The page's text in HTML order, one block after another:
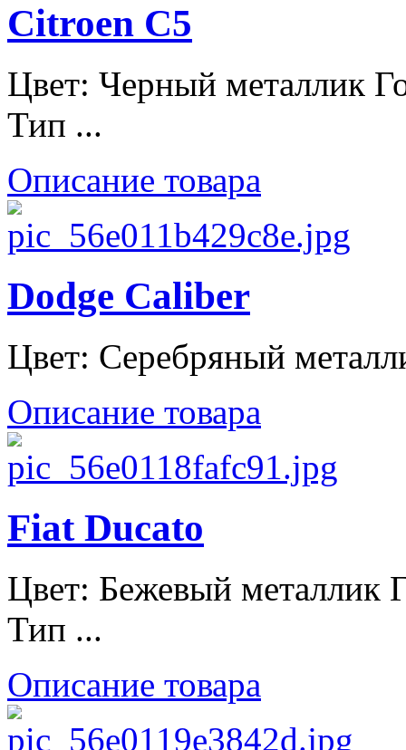
Citroen C5
Цвет: Черный металлик
Тип ...
Описание товара
Dodge Caliber
Цвет: Серебряный
Описание товара
Fiat Ducato
Цвет: Бежевый металлик
Тип ...
Описание товара